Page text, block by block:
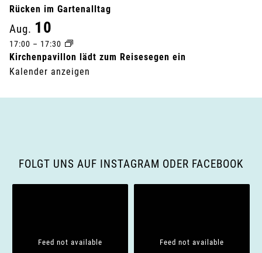
Rücken im Gartenalltag
Aug. 10
17:00 – 17:30
Kirchenpavillon lädt zum Reisesegen ein
Kalender anzeigen
FOLGT UNS AUF INSTAGRAM ODER FACEBOOK
Feed not available Feed not available